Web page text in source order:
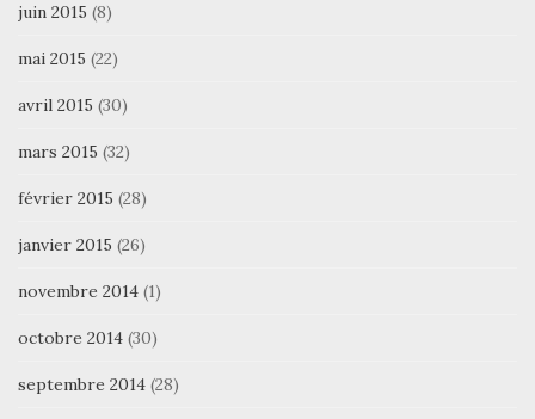
juin 2015 (8)
mai 2015 (22)
avril 2015 (30)
mars 2015 (32)
février 2015 (28)
janvier 2015 (26)
novembre 2014 (1)
octobre 2014 (30)
septembre 2014 (28)